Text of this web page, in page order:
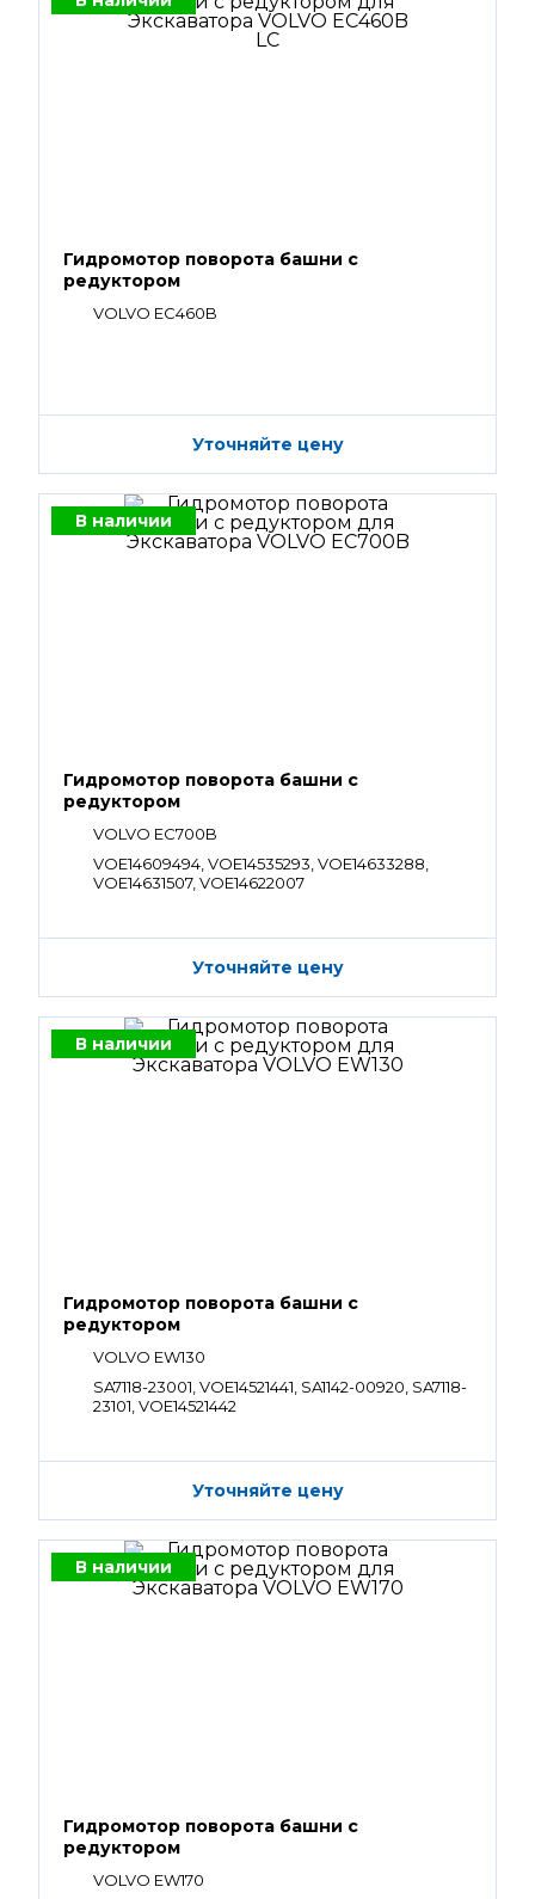
Гидромотор поворота башни с
редуктором
VOLVO EC460B
Уточняйте цену
В наличии
Гидромотор поворота башни с
редуктором
VOLVO EC700B
VOE14609494, VOE14535293, VOE14633288,
VOE14631507, VOE14622007
Уточняйте цену
В наличии
Гидромотор поворота башни с
редуктором
VOLVO EW130
SA7118-23001, VOE14521441, SA1142-00920, SA7118-
23101, VOE14521442
Уточняйте цену
В наличии
Гидромотор поворота башни с
редуктором
VOLVO EW170